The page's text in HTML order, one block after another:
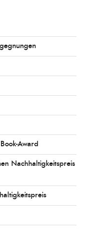
Award
Nachhaltigkeitspreis